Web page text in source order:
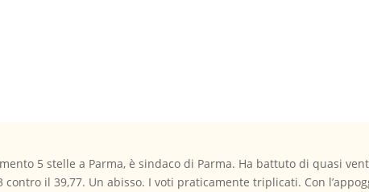
5 stelle a Parma, è sindaco di Parma. Ha battuto di quasi
il 39,77. Un abisso. I voti praticamente triplicati. Con